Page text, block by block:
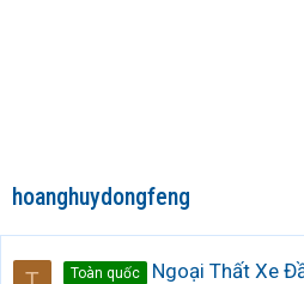
hoanghuydongfeng
Toàn quốc Ngoại Thất Xe